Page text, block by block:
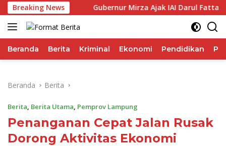
Langsung
ke
konten
Breaking News
IHSG Gubernur Mirza Ajak IAI Darul Fattah
Beranda Berita Kriminal Ekonomi Pendidikan
Beranda Berita
Berita, Berita Utama, Pemprov Lampung
Penanganan Cepat Jalan Rusak
Dorong Aktivitas Ekonomi